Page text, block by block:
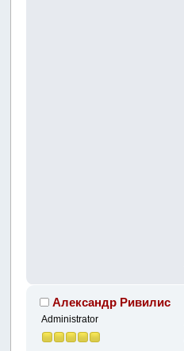
Александр Ривилис
Administrator